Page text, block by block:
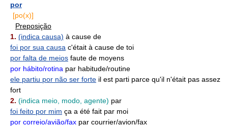
por
[po(x)]
Preposição
1. (indica causa) à cause de
foi por sua causa c'était à cause de toi
por falta de meios faute de moyens
por hábito/rotina par habitude/routine
ele partiu por não ser forte il est parti parce qu'il n'était pas assez
fort
2. (indica meio, modo, agente) par
foi feito por mim ça a été fait par moi
por correio/avião/fax par courrier/avion/fax